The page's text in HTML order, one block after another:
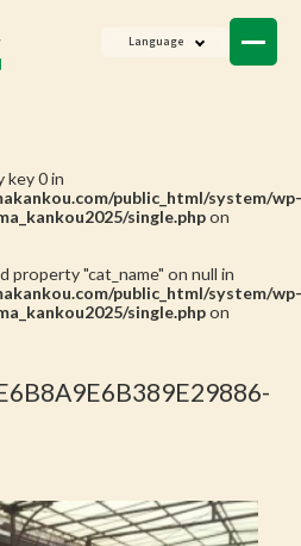
Language
key 0 in
public_html/system/wp-
single.phpon
property "cat_name" on null in
public_html/system/wp-
single.phpon